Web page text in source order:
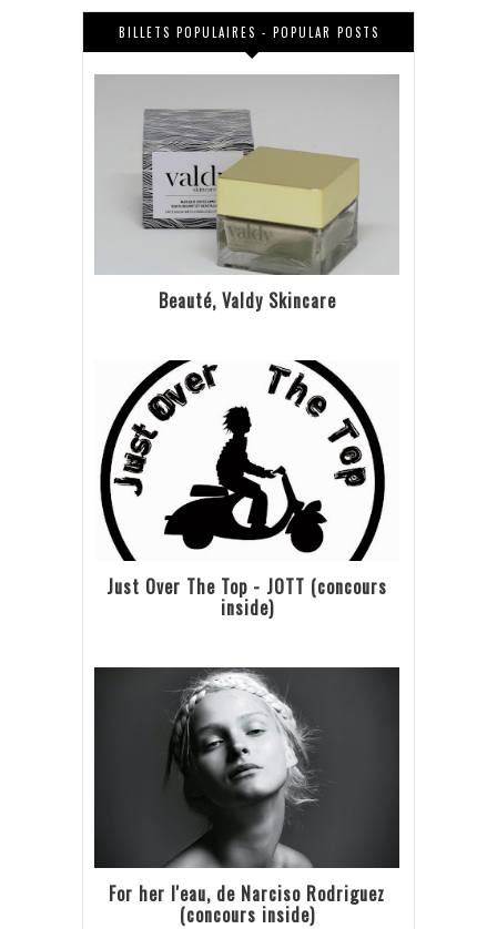
BILLETS POPULAIRES - POPULAR POSTS
Beauté, Valdy Skincare
Just Over The Top - JOTT (concours
inside)
For her l'eau, de Narciso Rodriguez
(concours inside)